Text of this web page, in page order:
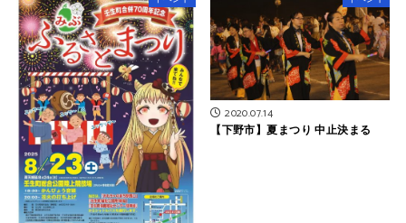
2020.07.14
【下野市】夏まつり 中止決まる